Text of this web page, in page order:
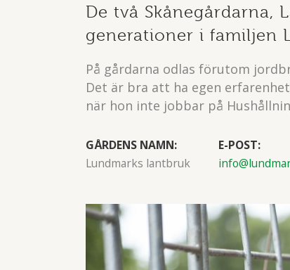
De två Skånegårdarna,
generationer i familjen
På gårdarna odlas förutom
Det är bra att ha egen
när hon inte jobbar på
GÅRDENS NAMN:
Lundmarks lantbruk
E-POST: